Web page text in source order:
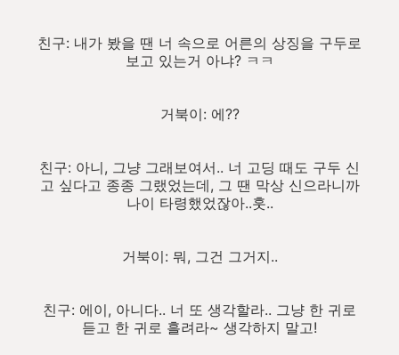
친구: 내가 봤을 땐 너 속으로 어른의 상징을 구두로
보고 있는거 아냐? ㅋㅋ
거북이: 에??
친구: 아니, 그냥 그래보여서.. 너 고딩 때도 구두 신
고 싶다고 종종 그랬었는데, 그 땐 막상 신으라니까
나이 타령했었잖아..훗..
거북이: 뭐, 그건 그거지..
친구: 에이, 아니다.. 너 또 생각할라.. 그냥 한 귀로
듣고 한 귀로 흘려라~ 생각하지 말고!